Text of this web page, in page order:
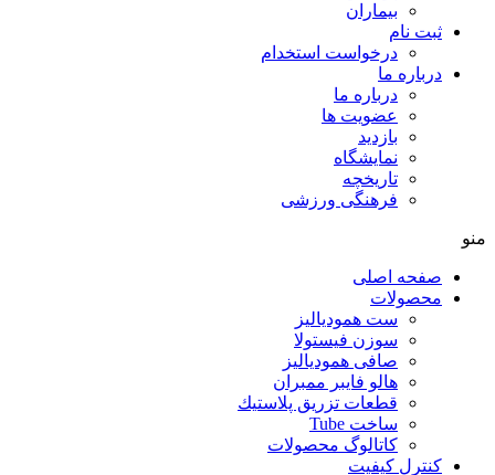
بيماران
ثبت نام
درخواست استخدام
درباره ما
درباره ما
عضویت ها
بازدید
نمایشگاه
تاريخچه
فرهنگی ورزشی
منو
صفحه اصلی
محصولات
ست همودیالیز
سوزن فیستولا
صافی همودیالیز
هالو فایبر ممبران
قطعات تزريق پلاستيك
ساخت Tube
کاتالوگ محصولات
کنترل کیفیت